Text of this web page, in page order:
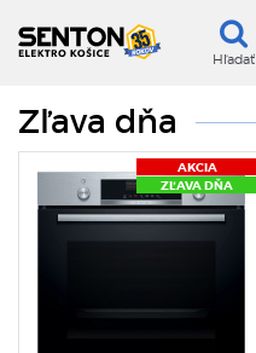
Hľadať
Zľava dňa
AKCIA
ZĽAVA DŇA